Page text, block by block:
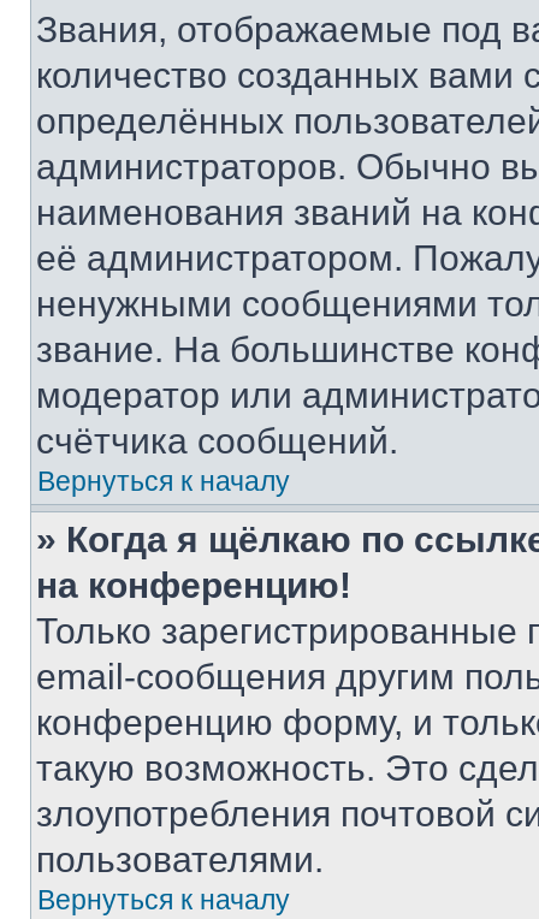
Звания, отображаемые под
количество созданных
определённых
администраторов. Обычно
наименования званий на
её администратором.
ненужными сообщениями
звание. На большинстве
модератор или
счётчика сообщений.
Вернуться к началу
» Когда я щёлкаю по
на конференцию!
Только зарегистрированные
email-сообщения другим
конференцию форму, и
такую возможность. Это
злоупотребления почтовой
пользователями.
Вернуться к началу